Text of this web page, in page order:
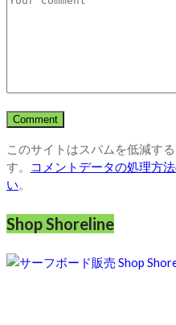
このサイトはスパムを低減す
す。
コメントデータの処理方
い。
Shop Shoreline